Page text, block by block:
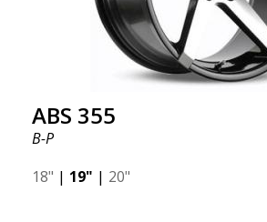
ABS 355
B-P
18" | 19" | 20"